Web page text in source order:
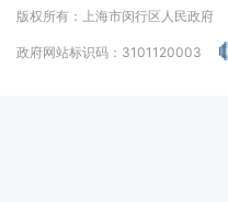
版权所有：上海市闵行区人民政府
政府网站标识码：3101120003